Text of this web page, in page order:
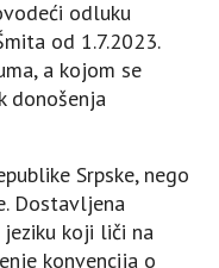
odluku
od 1.7.2023.
a kojom se
donošenja
Srpske, nego
Dostavljena
koji liči na
konvencija o